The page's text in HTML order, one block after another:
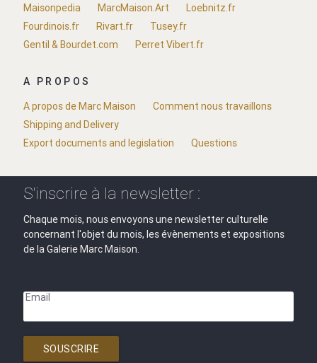
Maisonpedia
MarcMaison.Art
Loebnitz.fr
Fourdinois.fr
Rivart.fr
Tusey.fr
Gentil & Bourdet.com
Perret Vibert.fr
A PROPOS
A propos de Marc Maison
Comment nous travaillons
Shipping and Delivery
Export documents and legislation
Questions
S'inscrire à la newsletter :
Chaque mois, nous envoyons une newsletter culturelle
concernant l'objet du mois, les évènements et expositions
de la Galerie Marc Maison.
Email
SOUSCRIRE